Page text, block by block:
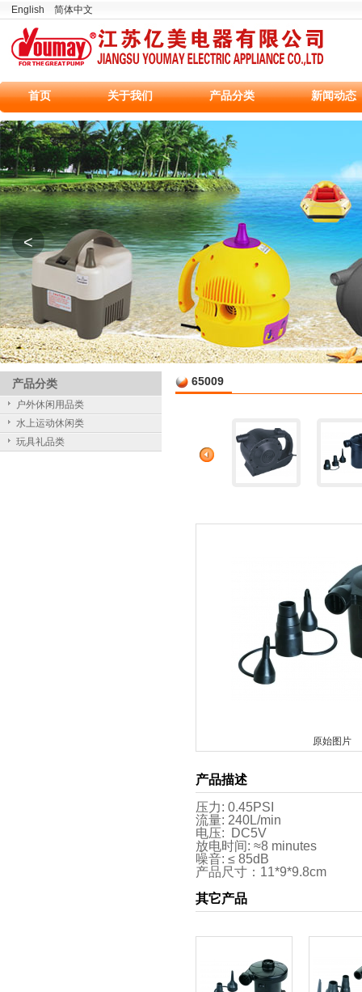
English 简体中文
首页 关于我们 产品分类 新闻动态
<
65009
原始图片
产品描述
压力: 0.45PSI
流量: 240L/min
电压: DC5V
放电时间: ≈8 minutes
噪音: ≤ 85dB
产品尺寸：11*9*9.8cm
其它产品
产品分类
户外休闲用品类
水上运动休闲类
玩具礼品类